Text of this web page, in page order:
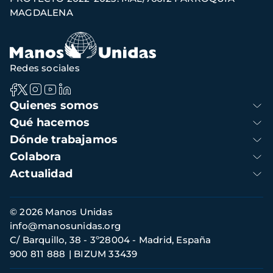
navegación
MAGDALENA
Navegación
principal
Quienes somos
Qué hacemos
Dónde trabajamos
Colabora
Actualidad
Redes sociales
Información
de
contacto
© 2026 Manos Unidas
C/ Barquillo, 38 - 3º28004 - Madrid, España
900 811 888
BIZUM 33439
info@manosunidas.org